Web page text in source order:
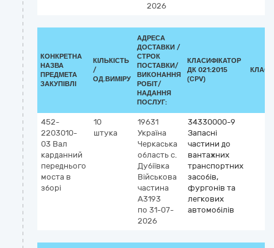
2026
КОНКРЕТНА
НАЗВА
ПРЕДМЕТА
ЗАКУПІВЛІ
КІЛЬКІСТЬ
/
ОД.ВИМІРУ
АДРЕСА
ДОСТАВКИ /
СТРОК
ПОСТАВКИ/
ВИКОНАННЯ
РОБІТ/
НАДАННЯ
ПОСЛУГ:
КЛАСИФІКАТОР
ДК 021:2015
(CPV)
452-
2203010-
03 Вал
карданний
переднього
моста в
зборі
10
штука
19631
Україна
Черкаська
область с.
Дубіївка
Військова
частина
А3193
по 31-07-
2026
34330000-9
Запасні
частини до
вантажних
транспортних
засобів,
фургонів та
легкових
автомобілів